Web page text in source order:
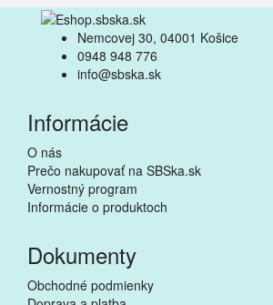
Nemcovej 30, 04001 Košice
0948 948 776
info@sbska.sk
Informácie
O nás
Prečo nakupovať na SBSka.sk
Vernostný program
Informácie o produktoch
Dokumenty
Obchodné podmienky